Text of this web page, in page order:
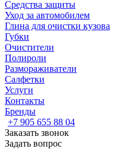
Средства защиты
Уход за автомобилем
Глина для очистки кузова
Губки
Очистители
Полироли
Размораживатели
Салфетки
Услуги
Контакты
Бренды
+7 905 655 88 04
Заказать звонок
Задать вопрос